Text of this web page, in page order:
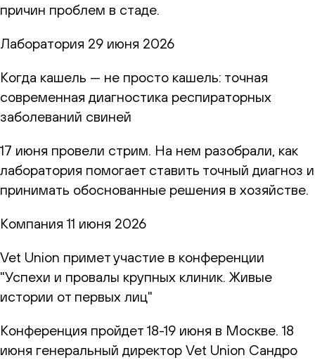
причин проблем в стаде.
Лаборатория 29 июня 2026
Когда кашель — не просто кашель: точная
современная диагностика респираторных
заболеваний свиней
17 июня провели стрим. На нем разобрали, как
лаборатория помогает ставить точный диагноз и
принимать обоснованные решения в хозяйстве.
Компания 11 июня 2026
Vet Union примет участие в конференции
"Успехи и провалы крупных клиник. Живые
истории от первых лиц"
Конференция пройдет 18-19 июня в Москве. 18
июня генеральный директор Vet Union Сандро